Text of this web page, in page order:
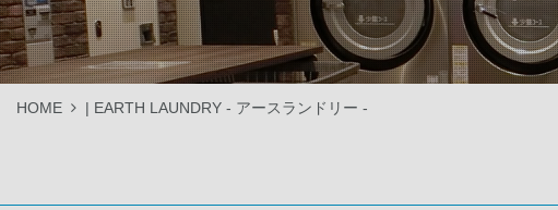
HOME | EARTH LAUNDRY - アースランドリー -